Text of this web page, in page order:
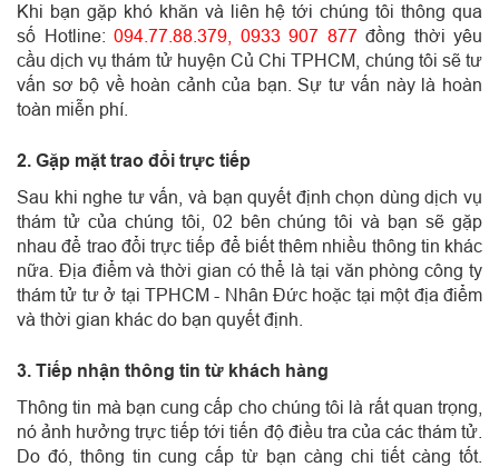
Khi bạn gặp khó khăn và liên hệ tới chúng tôi thông qua
số Hotline: 094.77.88.379, 0933 907 877đồng thời yêu
cầu dịch vụ thám tử huyện Củ Chi TPHCM, chúng tôi sẽ tư
vấn sơ bộ về hoàn cảnh của bạn. Sự tư vấn này là hoàn
toàn miễn phí.
2. Gặp mặt trao đổi trực tiếp
Sau khi nghe tư vấn, và bạn quyết định chọn dùng dịch vụ
thám tử của chúng tôi, 02 bên chúng tôi và bạn sẽ gặp
nhau để trao đổi trực tiếp để biết thêm nhiều thông tin khác
nữa. Địa điểm và thời gian có thể là tại văn phòng công ty
thám tử tư ở tại TPHCM - Nhân Đức hoặc tại một địa điểm
và thời gian khác do bạn quyết định.
3. Tiếp nhận thông tin từ khách hàng
Thông tin mà bạn cung cấp cho chúng tôi là rất quan trọng,
nó ảnh hưởng trực tiếp tới tiến độ điều tra của các thám tử.
Do đó, thông tin cung cấp từ bạn càng chi tiết càng tốt.